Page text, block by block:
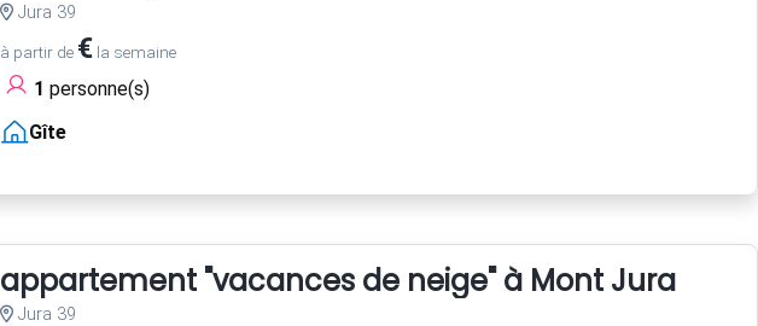
Jura 39
à partir de €la semaine
1 personne(s)
Gîte
appartement "vacances de neige" à Mont Jura
Jura 39